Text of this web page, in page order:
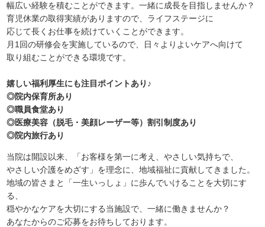
幅広い経験を積むことができます。一緒に成長を目指しませんか？
育児休業の取得実績がありますので、ライフステージに
応じて長くお仕事を続けていくことができます。
月1回の研修会を実施しているので、日々よりよいケアへ向けて
取り組むことができる環境です。
嬉しい福利厚生にも注目ポイントあり♪
◎院内保育所あり
◎職員食堂あり
◎医療美容（脱毛・美顔レーザー等）割引制度あり
◎院内旅行あり
当院は開設以来、「お客様を第一に考え、やさしい気持ちで、
やさしい介護をめざす」を理念に、地域福祉に貢献してきました。
地域の皆さまと「一生いっしょ」に歩んでいけることを大切にす
る、
穏やかなケアを大切にする当施設で、一緒に働きませんか？
あなたからのご応募をお待ちしております。